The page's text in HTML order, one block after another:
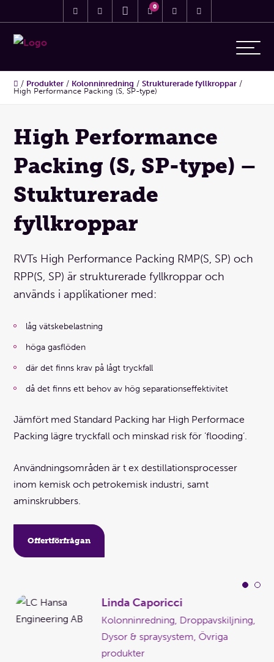
0
/ Produkter / Kolonninredning /Strukturerade fyllkroppar /
High Performance Packing (S, SP-type)
High Performance
Packing (S, SP-type) –
Stukturerade
fyllkroppar
RVTs High Performance Packing RMP(S, SP) och
RPP(S, SP) är strukturerade fyllkroppar och
används i applikationer med:
låg vätskebelastning
höga gasflöden
där det finns krav på lågt tryckfall
då det finns ett behov av hög separationseffektivitet
Jämfört med Standard Packing har High Performace
Packing lägre tryckfall och minskad risk för ’flooding’.
Användningsområden är t ex destillationsprocesser
inom kemisk och petrokemisk industri, samt
aminskrubbers.
Offertförfrågan
Linda Caporicci
Kolonninredning, Droppavskiljning,
Dysor & spraysystem, Övriga
produkter